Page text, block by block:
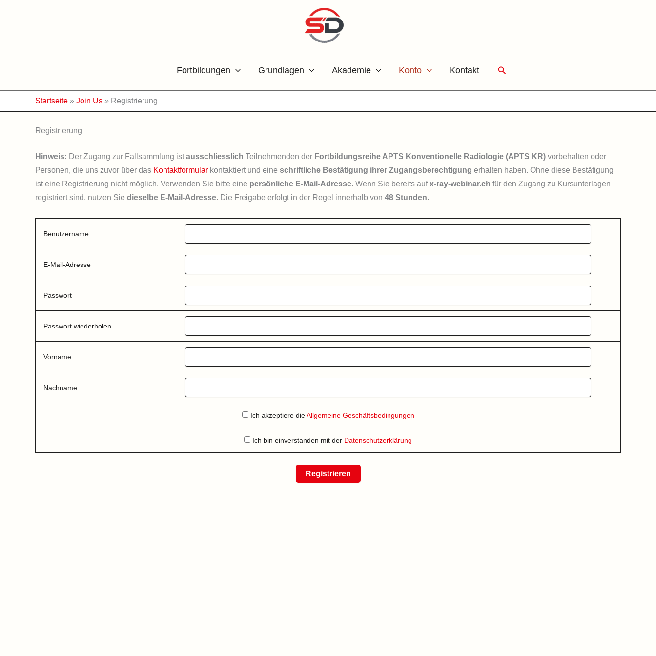
Fortbildungen Grundlagen Akademie Konto Kontakt Suchen
Startseite » Join Us » Registrierung
Registrierung
Hinweis: Der Zugang zur Fallsammlung istausschliesslich Teilnehmenden der Fortbildungsreihe APTS Konventionelle Radiologie (APTS KR) vorbehalten oder
Personen, die uns zuvor über das Kontaktformular kontaktiert und eine schriftliche Bestätigung ihrer Zugangsberechtigung erhalten haben. Ohne diese Bestätigung
ist eine Registrierung nicht möglich. Verwenden Sie bitte eine persönliche E-Mail-Adresse. Wenn Sie bereits aufx-ray-webinar.ch für den Zugang zu Kursunterlagen
registriert sind, nutzen Sie dieselbe E-Mail-Adresse. Die Freigabe erfolgt in der Regel innerhalb von 48 Stunden.
Benutzername
E-Mail-Adresse
Passwort
Passwort wiederholen
Vorname
Nachname
Ich akzeptiere dieAllgemeine Geschäftsbedingungen
Ich bin einverstanden mit der Datenschutzerklärung